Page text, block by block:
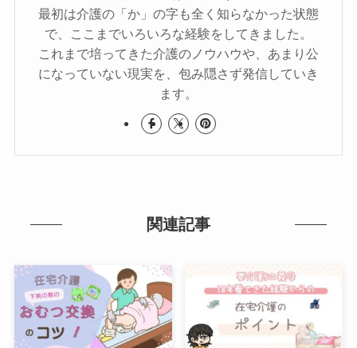
最初は介護の「か」の字も全く知らなかった状態
で、ここまでいろいろな経験をしてきました。
これまで培ってきた介護のノウハウや、あまり公
になっていない現実を、包み隠さず発信していき
ます。
関連記事